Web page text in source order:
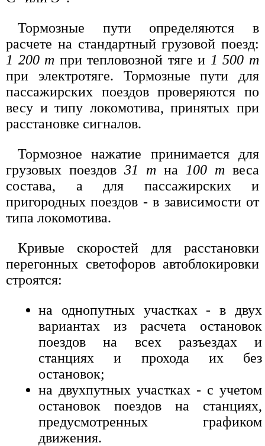
Тормозные пути определяются в
расчете на стандартный грузовой поезд:
1 200 т при тепловозной тяге и 1 500 т
при электротяге. Тормозные пути для
пассажирских поездов проверяются по
весу и типу локомотива, принятых при
расстановке сигналов.
Тормозное нажатие принимается для
грузовых поездов 31 т на 100 т веса
состава, а для пассажирских и
пригородных поездов - в зависимости от
типа локомотива.
Кривые скоростей для расстановки
перегонных светофоров автоблокировки
строятся:
на однопутных участках - в двух
вариантах из расчета остановок
поездов на всех разъездах и
станциях и прохода их без
остановок;
на двухпутных участках - с учетом
остановок поездов на станциях,
предусмотренных графиком
движения.